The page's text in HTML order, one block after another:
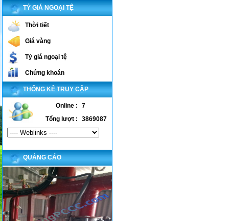
TỶ GIÁ NGOẠI TỆ
Thời tiết
Giá vàng
Tỷ giá ngoại tệ
Chứng khoán
THỐNG KÊ TRUY CẬP
Online :
7
Tổng lượt :
3869087
QUẢNG CÁO